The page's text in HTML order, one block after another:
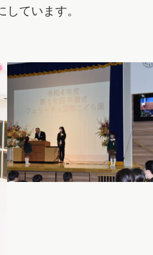
ています。